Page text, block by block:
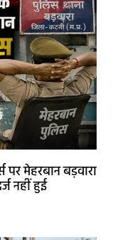
पर मेहरबान बड़वारा
नहीं हुई